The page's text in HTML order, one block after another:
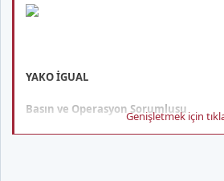
YAKO İGUAL
Basın ve Operasyon Sorumlusu
Genişletmek için